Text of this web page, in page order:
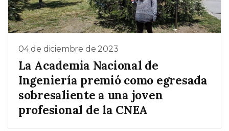
04 de diciembre de 2023
La Academia Nacional de
Ingeniería premió como egresada
sobresaliente a una joven
profesional de la CNEA